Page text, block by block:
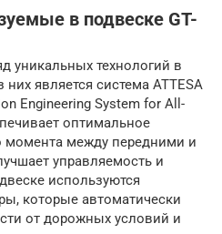
в подвеске GT-
уникальных технологий в
является система ATTESA
Engineering System for All-
оптимальное
момента между передними и
управляемость и
используются
которые автоматически
от дорожных условий и